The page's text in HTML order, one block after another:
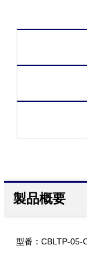
製品概要
型番：CBLTP-05-